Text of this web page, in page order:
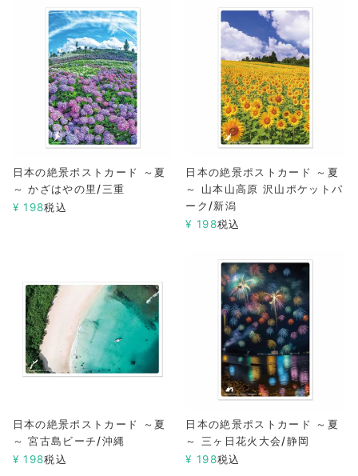
日本の絶景ポストカード ～夏
～ かざはやの里/三重
¥ 198税込
日本の絶景ポストカード ～夏
～ 山本山高原 沢山ポケットパ
ーク/新潟
¥ 198税込
日本の絶景ポストカード ～夏
～ 宮古島ビーチ/沖縄
¥ 198税込
日本の絶景ポストカード ～夏
～ 三ヶ日花火大会/静岡
¥ 198税込